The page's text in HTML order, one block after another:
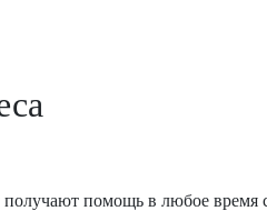
получают помощь в любое